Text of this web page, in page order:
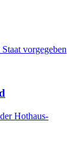
vorgegeben
Hothaus-